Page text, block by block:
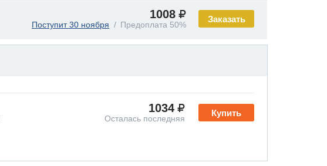
Заказать
1008
Поступит 30 ноября Предоплата 50%
Купить
1034
Осталась последняя